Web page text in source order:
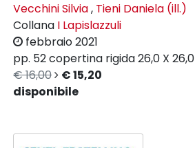
Vecchini Silvia, Tieni Daniela (ill.)
Collana I Lapislazzuli
febbraio 2021
pp. 52copertina rigida26,0 X 26,0
€ 16,00
€ 15,20
disponibile